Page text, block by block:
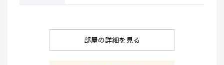
部屋の詳細を見る